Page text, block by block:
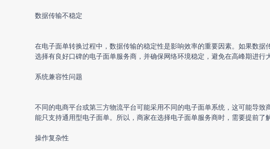
数据传输不稳定
在电子面单转换过程中，数据传输的稳定性是影响效率的重要因素。如果数
选择有良好口碑的电子面单服务商，并确保网络环境稳定，避免在高峰期进行
系统兼容性问题
不同的电商平台或第三方物流平台可能采用不同的电子面单系统，这可能导
能只支持通用型电子面单。所以，商家在选择电子面单服务商时，需要提前
操作复杂性